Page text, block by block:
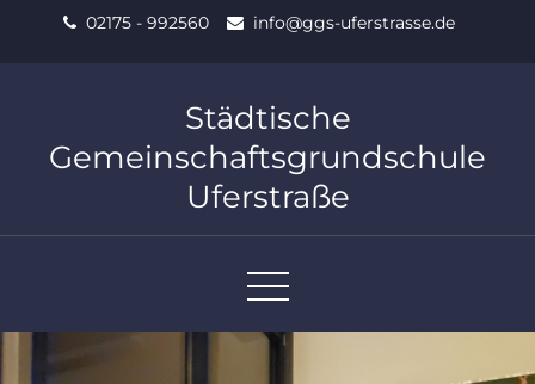
02175 - 992560 info@ggs-uferstrasse.de
Städtische
Gemeinschaftsgrundschule
Uferstraße